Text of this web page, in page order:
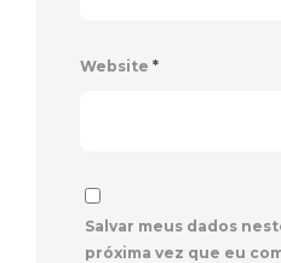
Website *
Salvar meus dados
próxima vez que eu